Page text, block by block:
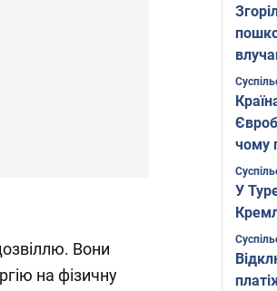
Вони
на фізичну
Фото
чому
У